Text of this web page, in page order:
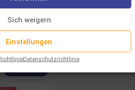
Sich weigern
Einstellungen
Datenschutzrichtlinie
zwang der Aufstieg totalitärer
Staaten.…